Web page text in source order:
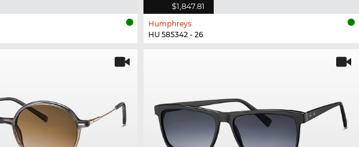
$1,847.81
Humphreys
HU 585342 - 26